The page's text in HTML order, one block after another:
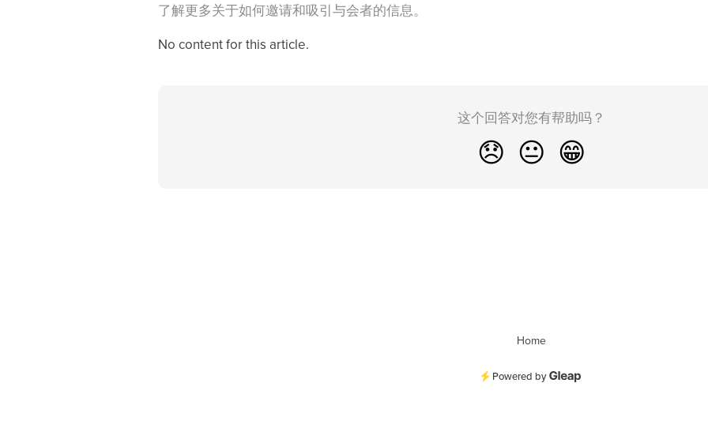
了解更多关于如何邀请和吸引与会者的信息。
No content for this article.
这个回答对您有帮助吗？
😞 😐 😁
Home
Powered by